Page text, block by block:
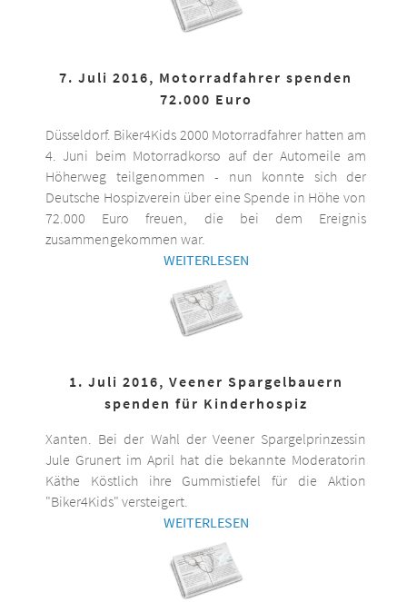
7. Juli 2016, Motorradfahrer spenden
72.000 Euro
Düsseldorf. Biker4Kids 2000 Motorradfahrer hatten am
4. Juni beim Motorradkorso auf der Automeile am
Höherweg teilgenommen - nun konnte sich der
Deutsche Hospizverein über eine Spende in Höhe von
72.000 Euro freuen, die bei dem Ereignis
zusammengekommen war.
WEITERLESEN
1. Juli 2016, Veener Spargelbauern
spenden für Kinderhospiz
Xanten. Bei der Wahl der Veener Spargelprinzessin
Jule Grunert im April hat die bekannte Moderatorin
Käthe Köstlich ihre Gummistiefel für die Aktion
"Biker4Kids" versteigert.
WEITERLESEN